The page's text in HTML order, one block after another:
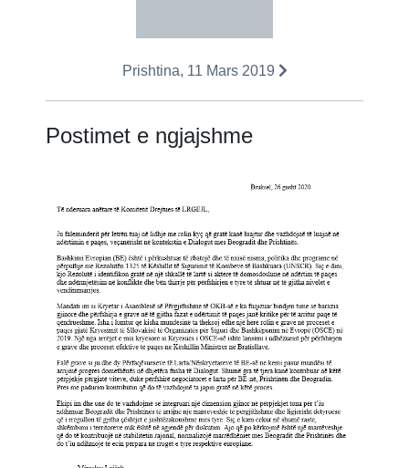
Prishtina, 11 Mars 2019
Postimet e ngjajshme